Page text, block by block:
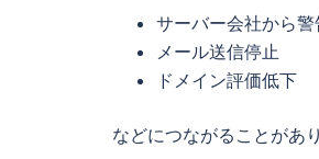
サーバー会社から警
メール送信停止
ドメイン評価低下
などにつながることがあ